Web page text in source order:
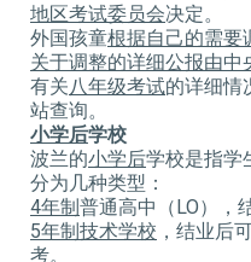
地区考试委员会决定。
外国孩童根据自己的需要
关于调整的详细公报由中
有关八年级考试的详细情
站查询。
小学后学校
波兰的小学后学校是指学
分为几种类型：
4年制普通高中（LO），
5年制技术学校 ，结业后
考。